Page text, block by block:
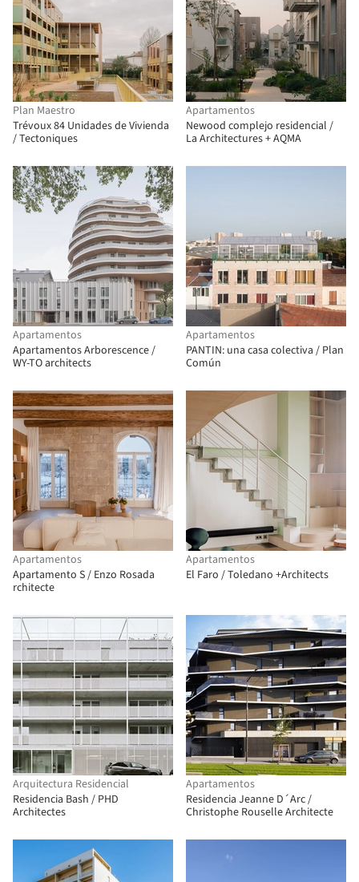
Plan Maestro
Trévoux 84 Unidades de Vivienda
/ Tectoniques
Apartamentos
Newood complejo residencial /
La Architectures + AQMA
Apartamentos
Apartamentos Arborescence /
WY-TO architects
Apartamentos
PANTIN: una casa colectiva / Plan
Común
Apartamentos
Apartamento S / Enzo Rosada
rchitecte
Apartamentos
El Faro / Toledano +Architects
Arquitectura Residencial
Residencia Bash / PHD
Architectes
Apartamentos
Residencia Jeanne D´Arc /
Christophe Rouselle Architecte